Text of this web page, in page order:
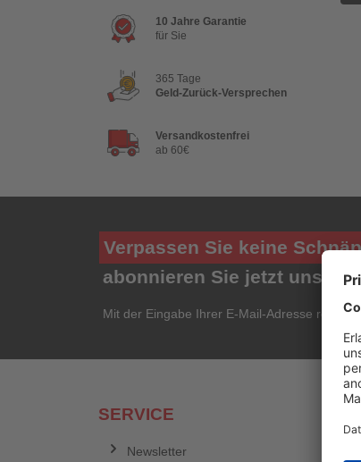
10 Jahre Garantie
für Sie
365 Tage
Geld-Zurück-Versprechen
Versandkostenfrei
ab 60€
Verpassen Sie keine
abonnieren Sie jetzt
Mit der Eingabe Ihrer E-Mail-Adresse
SERVICE
Newsletter